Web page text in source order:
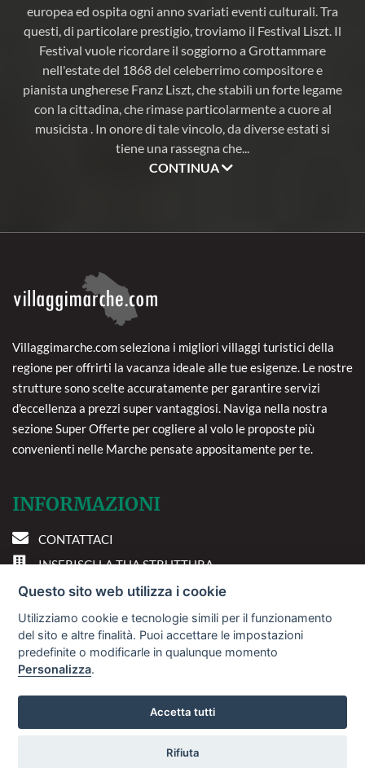
europea ed ospita ogni anno svariati eventi culturali. Tra
questi, di particolare prestigio, troviamo il Festival Liszt. Il
Festival vuole ricordare il soggiorno a Grottammare
nell'estate del 1868 del celeberrimo compositore e
pianista ungherese Franz Liszt, che stabilì un forte legame
con la cittadina, che rimase particolarmente a cuore al
musicista . In onore di tale vincolo, da diverse estati si
tiene una rassegna che...
CONTINUA
Villaggimarche.com seleziona i migliori villaggi turistici della
regione per offrirti la vacanza ideale alle tue esigenze. Le nostre
strutture sono scelte accuratamente per garantire servizi
d'eccellenza a prezzi super vantaggiosi. Naviga nella nostra
sezione Super Offerte per cogliere al volo le proposte più
convenienti nelle Marche pensate appositamente per te.
INFORMAZIONI
CONTATTACI
INSERISCI LA TUA STRUTTURA
PREFERENZE COOKIE
DOVE SIAMO
Via A. Costa, 2 - 63822
Sviluppo Turismo Italia S.r.L. unipersonale
Questo sito web utilizza i cookie
Utilizziamo cookie e tecnologie simili per il funzionamento
del sito e altre finalità. Puoi accettare le impostazioni
predefinite o modificarle in qualunque momento
Personalizza.
Accetta tutti
Rifiuta